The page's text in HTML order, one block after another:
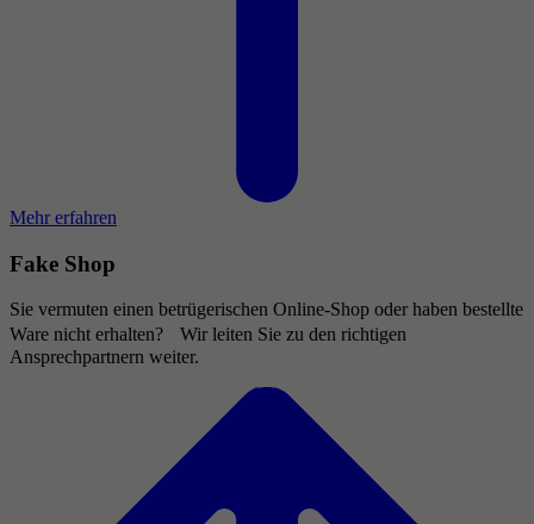
Mehr erfahren
Fake Shop
Sie vermuten einen betrügerischen Online-Shop oder haben bestellte
Ware nicht erhalten? Wir leiten Sie zu den richtigen
Ansprechpartnern weiter.